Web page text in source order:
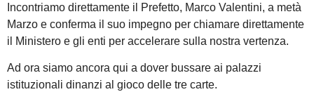
Incontriamo direttamente il Prefetto, Marco Valentini, a metà
Marzo e conferma il suo impegno per chiamare direttamente
il Ministero e gli enti per accelerare sulla nostra vertenza.
Ad ora siamo ancora qui a dover bussare ai palazzi
istituzionali dinanzi al gioco delle tre carte.